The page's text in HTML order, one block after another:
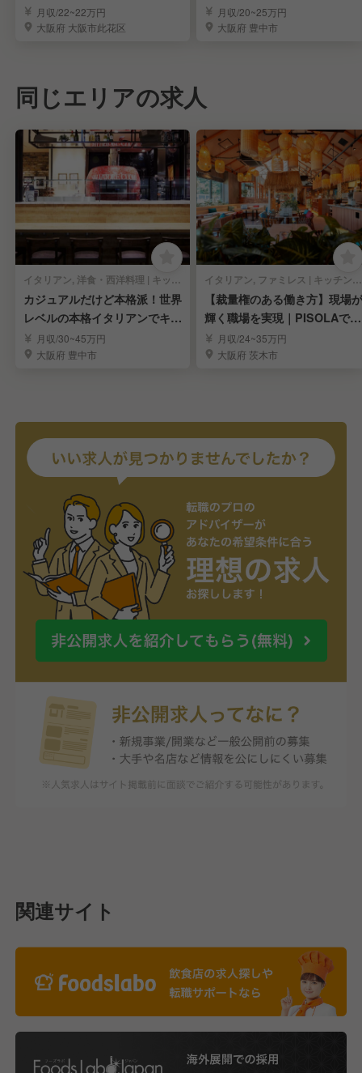
月収/22~22万円
大阪府 大阪市此花区
実！月収/20~25万円
大阪府 豊中市
同じエリアの求人
イタリアン, 洋食・西洋料理 | キッチンスタッフ
カジュアルだけど本格派！世界
レベルの本格イタリアンでキッ
チンスタッフ募集！
月収/30~45万円
大阪府 豊中市
イタリアン, ファミレス | キッチンスタッフ
【裁量権のある働き方】現場が
輝く職場を実現｜PISOLAで料
理長候補募集
月収/24~35万円
大阪府 茨木市
関連サイト